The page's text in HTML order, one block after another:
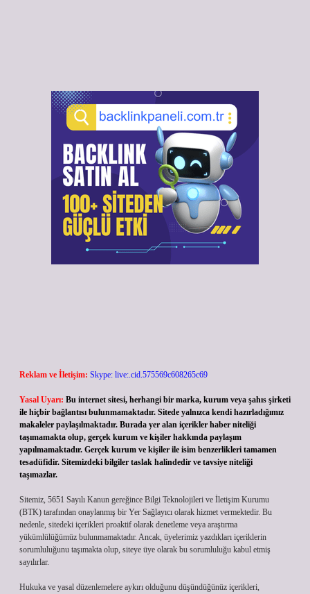
Reklam ve İletişim: Skype: live:.cid.575569c608265c69
Yasal Uyarı: Bu internet sitesi, herhangi bir marka, kurum veya şahıs şirketi
ile hiçbir bağlantısı bulunmamaktadır. Sitede yalnızca kendi hazırladığımız
makaleler paylaşılmaktadır. Burada yer alan içerikler haber niteliği
taşımamakta olup, gerçek kurum ve kişiler hakkında paylaşım
yapılmamaktadır. Gerçek kurum ve kişiler ile isim benzerlikleri tamamen
tesadüfidir. Sitemizdeki bilgiler taslak halindedir ve tavsiye niteliği
taşımazlar.
Sitemiz, 5651 Sayılı Kanun gereğince Bilgi Teknolojileri ve İletişim Kurumu
(BTK) tarafından onaylanmış bir Yer Sağlayıcı olarak hizmet vermektedir. Bu
nedenle, sitedeki içerikleri proaktif olarak denetleme veya araştırma
yükümlülüğümüz bulunmamaktadır. Ancak, üyelerimiz yazdıkları içeriklerin
sorumluluğunu taşımakta olup, siteye üye olarak bu sorumluluğu kabul etmiş
sayılırlar.
Hukuka ve yasal düzenlemelere aykırı olduğunu düşündüğünüz içerikleri,